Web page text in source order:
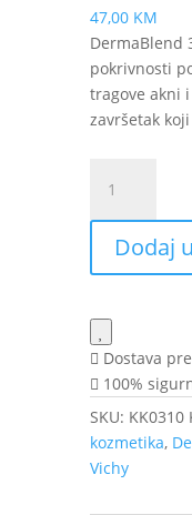
47,00 KM
DermaBlend
pokrivnosti
tragove akni
završetak
DermaBlend
3D
korektivni
puder
30
ml
količina
Dodaj
Dostava
100%
SKU: KK0310
kozmetika,
Vichy